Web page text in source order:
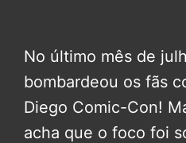
No último mês de
bombardeou os fãs
Diego Comic-Con!
acha que o foco foi